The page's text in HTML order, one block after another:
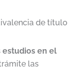
de título
estudios en el
las